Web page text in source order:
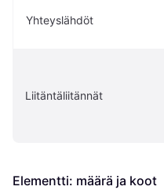
Yhteyslähdöt
Liitäntäliitännät
Elementti: määrä ja koot